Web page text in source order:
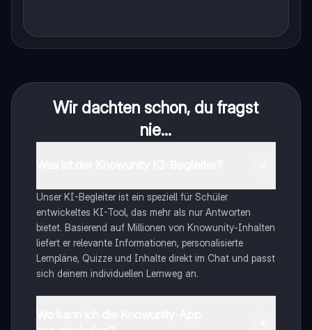
Wir dachten schon, du fragst
nie...
Unser KI-Begleiter ist ein speziell für Schüler
entwickeltes KI-Tool, das mehr als nur Antworten
bietet. Basierend auf Millionen von Knowunity-Inhalten
liefert er relevante Informationen, personalisierte
Lernpläne, Quizze und Inhalte direkt im Chat und passt
sich deinem individuellen Lernweg an.